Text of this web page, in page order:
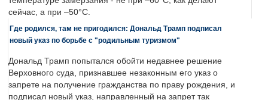
сейчас, а при –50°C.
Где родился, там не пригодился: Дональд Трамп подписал
новый указ по борьбе с "родильным туризмом"
Дональд Трамп попытался обойти недавнее решение
Верховного суда, признавшее незаконным его указ о
запрете на получение гражданства по праву рождения, и
подписал новый указ, направленный на запрет так